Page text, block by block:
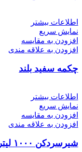
اطلاعات بیشتر
نمایش سریع
افزودن به مقایسه
افزودن به علاقه مندی
چکمه سفید بلند
اطلاعات بیشتر
نمایش سریع
افزودن به مقایسه
افزودن به علاقه مندی
شیرسردکن ۱۰۰۰ لیتری استوانه‌ای